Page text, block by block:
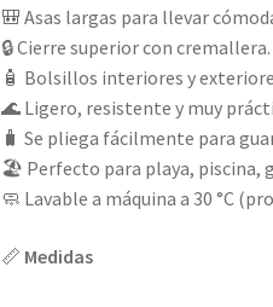
🎒 Asas largas para llevar
🔒 Cierre superior con cremallera.
🧴 Bolsillos interiores y
🌊 Ligero, resistente y muy
🧳 Se pliega fácilmente para
🏖️ Perfecto para playa, piscina,
🧼 Lavable a máquina a 30 °C
📏 Medidas